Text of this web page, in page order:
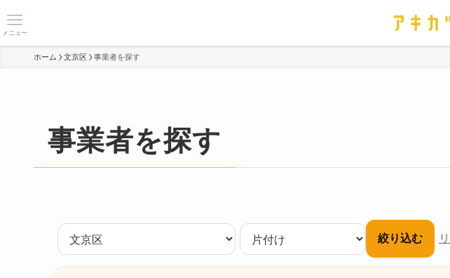
メニュー
ホーム 文京区 事業者を探す
事業者を探す
絞り込む